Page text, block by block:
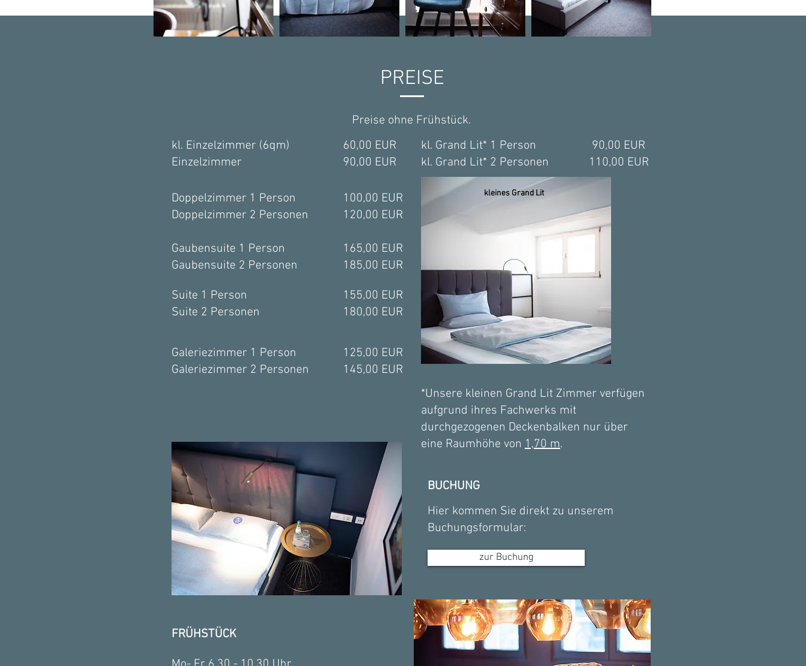
PREISE
Preise ohne Frühstück.
kl. Einzelzimmer (6qm)
Einzelzimmer
60,00 EUR
90,00 EUR
Doppelzimmer 1 Person
Doppelzimmer 2 Personen
100,00 EUR
120,00 EUR
Gaubensuite 1 Person
Gaubensuite 2 Personen
165,00 EUR
185,00 EUR
Suite 1 Person
Suite 2 Personen
155,00 EUR
180,00 EUR
Galeriezimmer 1 Person
Galeriezimmer 2 Personen
125,00 EUR
145,00 EUR
kleines Grand Lit
90,00 EUR
110,00 EUR
kl. Grand Lit* 1 Person
kl. Grand Lit* 2 Personen
FRÜHSTÜCK
*Unsere kleinen Grand Lit Zimmer verfügen
aufgrund ihres Fachwerks mit
durchgezogenen Deckenbalken nur über
eine Raumhöhe von 1,70 m.
BUCHUNG
Hier kommen Sie direkt zu unserem
Buchungsformular:
zur Buchung